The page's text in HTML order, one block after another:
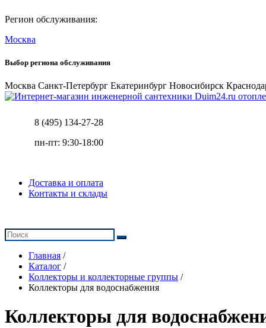
Регион обслуживания:
Москва
Выбор региона обслуживания
Москва Санкт-Петербург Екатеринбург Новосибирск
8 (495) 134-27-28
пн-пт: 9:30-18:00
Доставка и оплата
Контакты и склады
Главная /
Каталог /
Коллекторы и коллекторные группы /
Коллекторы для водоснабжения
Коллекторы для